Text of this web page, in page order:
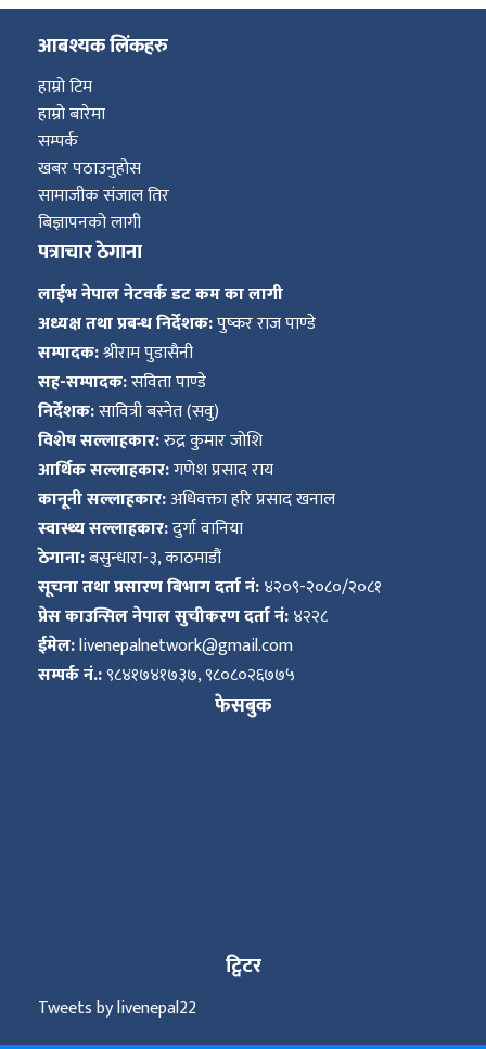
आबश्यक लिंकहरु
हाम्रो टिम
हाम्रो बारेमा
सम्पर्क
खबर पठाउनुहोस
सामाजीक संजाल तिर
बिज्ञापनको लागी
पत्राचार ठेगाना
लाईभ नेपाल नेटवर्क डट कम का लागी
अध्यक्ष तथा प्रबन्ध निर्देशक:पुष्कर राज पाण्डे
सम्पादक:श्रीराम पुडासैनी
सह-सम्पादक:सविता पाण्डे
निर्देशक:सावित्री बस्नेत (सवु)
विशेष सल्लाहकार:रुद्र कुमार जोशि
आर्थिक सल्लाहकार:गणेश प्रसाद राय
कानूनी सल्लाहकार:अधिवक्ता हरि प्रसाद खनाल
स्वास्थ्य सल्लाहकार:दुर्गा वानिया
ठेगाना:बसुन्धारा-३, काठमाडौं
सूचना तथा प्रसारण बिभाग दर्ता नं:४२०९-२०८०/२०८१
प्रेस काउन्सिल नेपाल सुचीकरण दर्ता नं:४२२८
ईमेल:livenepalnetwork@gmail.com
सम्पर्क नं.:९८४१७४१७३७, ९८०८०२६७७५
फेसबुक
ट्विटर
Tweets by livenepal22